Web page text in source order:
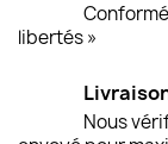
libertés »
Nous